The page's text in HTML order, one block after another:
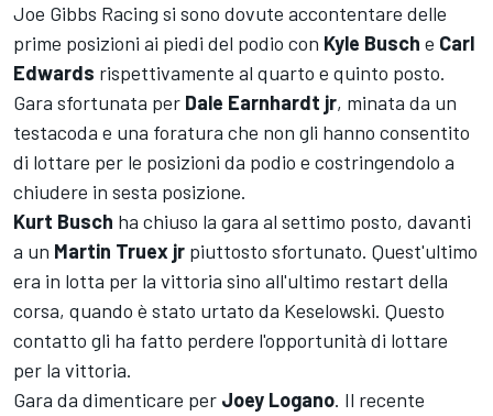
Joe Gibbs Racing si sono dovute accontentare delle
prime posizioni ai piedi del podio con Kyle Busch e Carl
Edwards rispettivamente al quarto e quinto posto.
Gara sfortunata per Dale Earnhardt jr, minata da un
testacoda e una foratura che non gli hanno consentito
di lottare per le posizioni da podio e costringendolo a
chiudere in sesta posizione.
Kurt Busch ha chiuso la gara al settimo posto, davanti
a un Martin Truex jr piuttosto sfortunato. Quest'ultimo
era in lotta per la vittoria sino all'ultimo restart della
corsa, quando è stato urtato da Keselowski. Questo
contatto gli ha fatto perdere l'opportunità di lottare
per la vittoria.
Gara da dimenticare per Joey Logano. Il recente